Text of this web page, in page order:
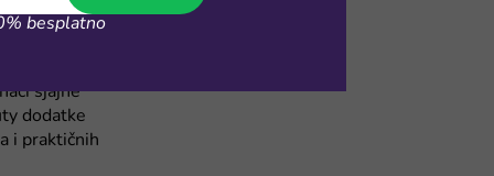
besplatno
sjajne
dodatke
i praktičnih